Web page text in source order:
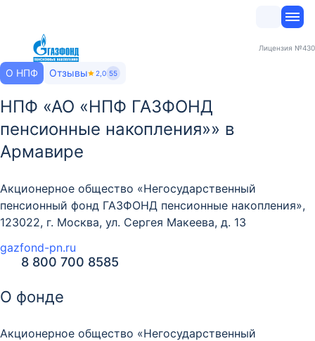
Лицензия №430
О НПФ Отзывы 2,0 55
НПФ «АО «НПФ ГАЗФОНД
пенсионные накопления»» в
Армавире
Акционерное общество «Негосударственный
пенсионный фонд ГАЗФОНД пенсионные накопления»,
123022, г. Москва, ул. Сергея Макеева, д. 13
gazfond-pn.ru
8 800 700 8585
О фонде
Акционерное общество «Негосударственный